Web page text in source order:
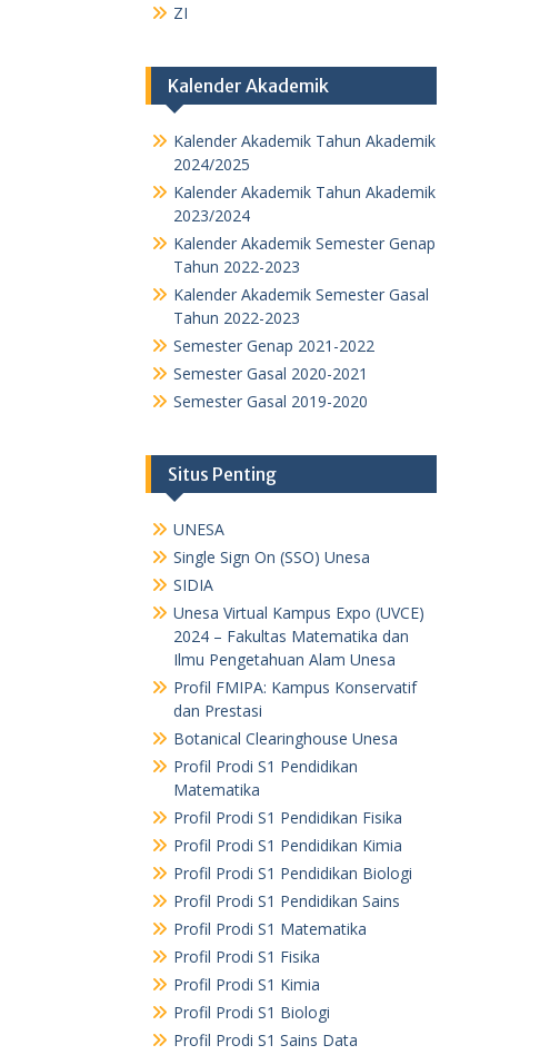
ZI
Kalender Akademik
Kalender Akademik Tahun Akademik
2024/2025
Kalender Akademik Tahun Akademik
2023/2024
Kalender Akademik Semester Genap
Tahun 2022-2023
Kalender Akademik Semester Gasal
Tahun 2022-2023
Semester Genap 2021-2022
Semester Gasal 2020-2021
Semester Gasal 2019-2020
Situs Penting
UNESA
Single Sign On (SSO) Unesa
SIDIA
Unesa Virtual Kampus Expo (UVCE)
2024 – Fakultas Matematika dan
Ilmu Pengetahuan Alam Unesa
Profil FMIPA: Kampus Konservatif
dan Prestasi
Botanical Clearinghouse Unesa
Profil Prodi S1 Pendidikan
Matematika
Profil Prodi S1 Pendidikan Fisika
Profil Prodi S1 Pendidikan Kimia
Profil Prodi S1 Pendidikan Biologi
Profil Prodi S1 Pendidikan Sains
Profil Prodi S1 Matematika
Profil Prodi S1 Fisika
Profil Prodi S1 Kimia
Profil Prodi S1 Biologi
Profil Prodi S1 Sains Data